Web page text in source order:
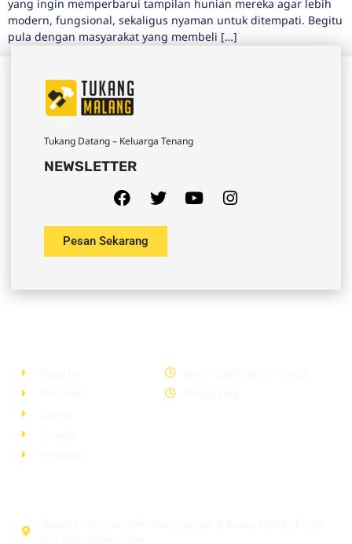
yang ingin memperbarui tampilan hunian mereka agar lebih
modern, fungsional, sekaligus nyaman untuk ditempati. Begitu
pula dengan masyarakat yang membeli […]
Tukang Datang – Keluarga Tenang
NEWSLETTER
Pesan Sekarang